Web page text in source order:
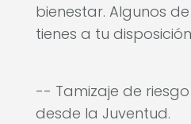
bienestar. Algunos
tienes a tu
-- Tamizaje de
desde la Juventud.